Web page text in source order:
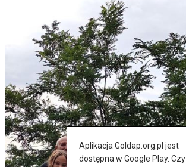
Aplikacja Goldap.org.pl jest
dostępna w Google Play. Czy